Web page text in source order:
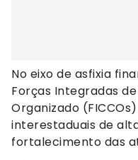
No eixo de asfixia
Forças Integradas
Organizado
interestaduais de
fortalecimento das